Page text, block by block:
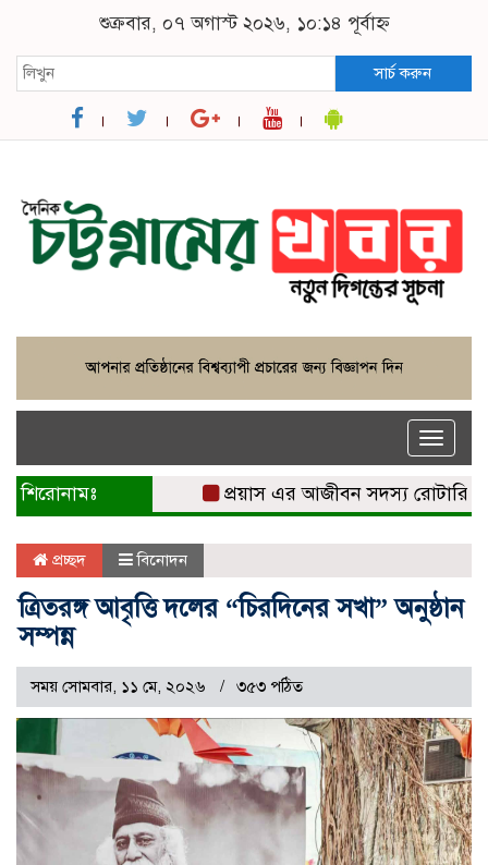
শুক্রবার, ০৭ অগাস্ট ২০২৬, ১০:১৪ পূর্বাহ্ন
সার্চ করুন
Toggle
শিরোনামঃ প্রয়াস এর আজীবন সদস্য রোটারিয়ান
প্রচ্ছদ বিনোদন
ত্রিতরঙ্গ আবৃত্তি দলের “চিরদিনের সখা” অনুষ্ঠান
সম্পন্ন
সময় সোমবার, ১১ মে, ২০২৬ ৩৫৩ পঠিত